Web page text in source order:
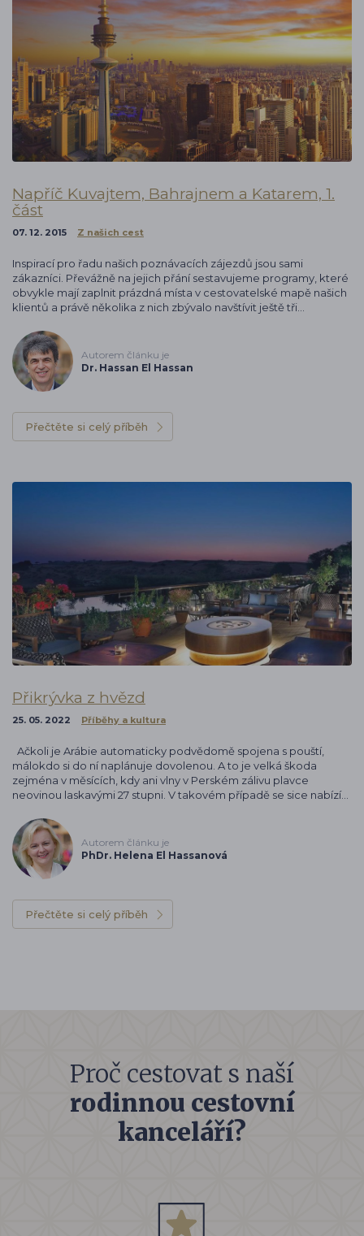
Napříč Kuvajtem, Bahrajnem a Katarem, 1.
část
07. 12. 2015 Z našich cest
Inspirací pro řadu našich poznávacích zájezdů jsou sami
zákazníci. Převážně na jejich přání sestavujeme programy, které
obvykle mají zaplnit prázdná místa v cestovatelské mapě našich
klientů a právě několika z nich zbývalo navštívit ještě tři…
Autorem článku je
Dr. Hassan El Hassan
Přečtěte si celý příběh
Přikrývka z hvězd
25. 05. 2022 Příběhy a kultura
Ačkoli je Arábie automaticky podvědomě spojena s pouští,
málokdo si do ní naplánuje dovolenou. A to je velká škoda
zejména v měsících, kdy ani vlny v Perském zálivu plavce
neovinou laskavými 27 stupni. V takovém případě se sice nabízí…
Autorem článku je
PhDr. Helena El Hassanová
Přečtěte si celý příběh
Proč cestovat s naší
rodinnou cestovní
kanceláří?